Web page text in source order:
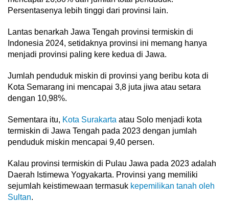
Persentasenya lebih tinggi dari provinsi lain.
Lantas benarkah Jawa Tengah provinsi termiskin di
Indonesia 2024, setidaknya provinsi ini memang hanya
menjadi provinsi paling kere kedua di Jawa.
Jumlah penduduk miskin di provinsi yang beribu kota di
Kota Semarang ini mencapai 3,8 juta jiwa atau setara
dengan 10,98%.
Sementara itu, Kota Surakarta atau Solo menjadi kota
termiskin di Jawa Tengah pada 2023 dengan jumlah
penduduk miskin mencapai 9,40 persen.
Kalau provinsi termiskin di Pulau Jawa pada 2023 adalah
Daerah Istimewa Yogyakarta. Provinsi yang memiliki
sejumlah keistimewaan termasuk kepemilikan tanah oleh
Sultan.